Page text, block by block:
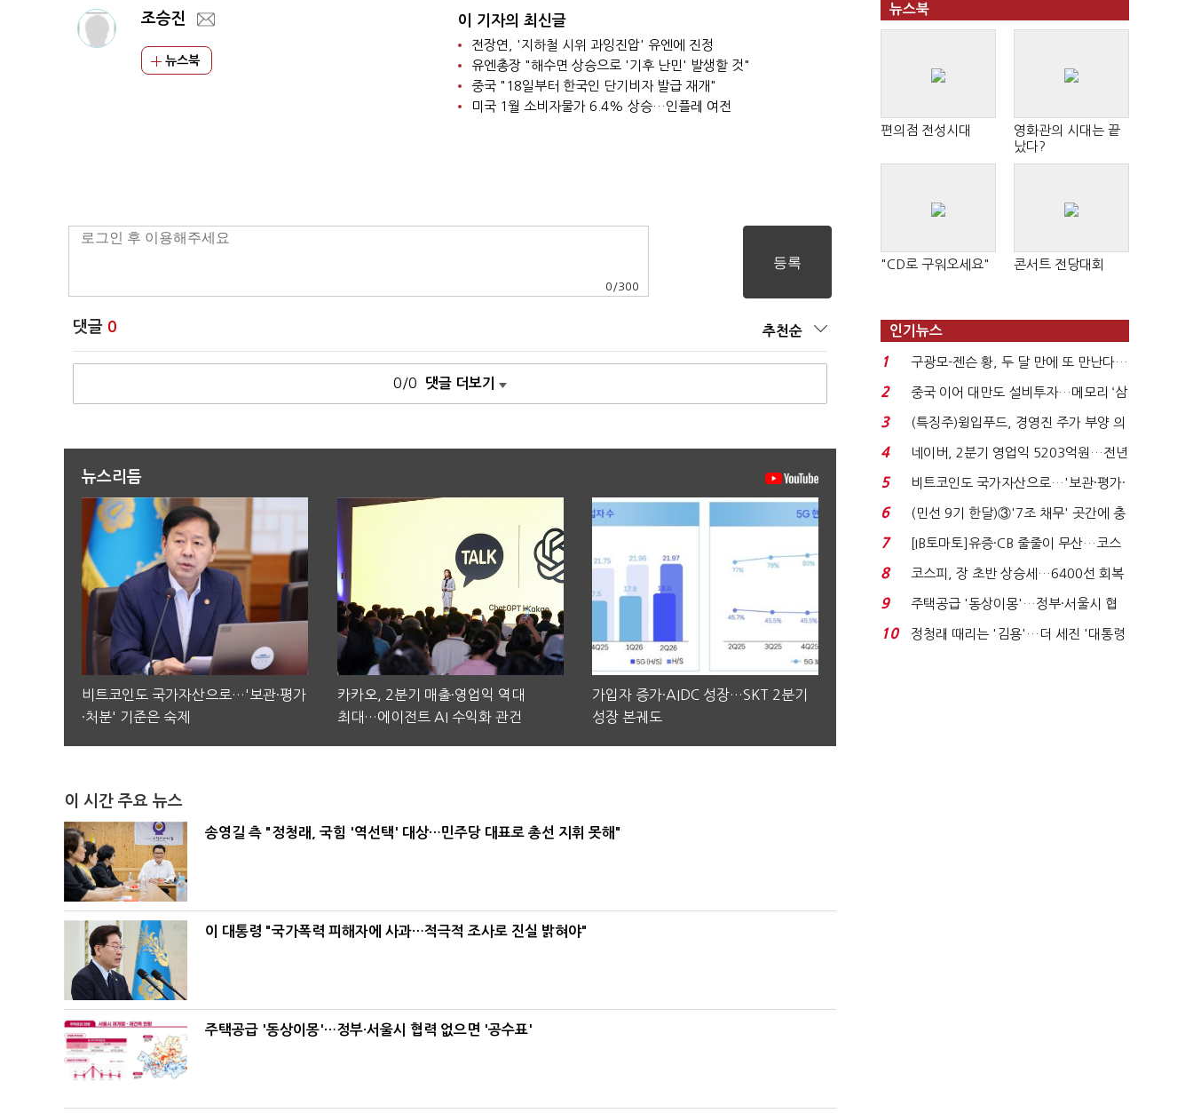
조승진
뉴스북
이 기자의 최신글
전장연, '지하철 시위 과잉진압' 유엔에 진정
유엔총장 "해수면 상승으로 '기후 난민' 발생할 것"
중국 "18일부터 한국인 단기비자 발급 재개"
미국 1월 소비자물가 6.4% 상승…인플레 여전
0 /300
댓글 0 추천순
0/0 댓글 더보기
뉴스리듬
비트코인도 국가자산으로…'보관·평가
·처분' 기준은 숙제
카카오, 2분기 매출·영업익 역대
최대…에이전트 AI 수익화 관건
가입자 증가·AIDC 성장…SKT 2분기
성장 본궤도
이 시간 주요 뉴스
송영길 측 "정청래, 국힘 '역선택' 대상…민주당 대표로 총선 지휘 못해"
이 대통령 "국가폭력 피해자에 사과…적극적 조사로 진실 밝혀야"
주택공급 '동상이몽'…정부·서울시 협력 없으면 '공수표'
뉴스북
편의점 전성시대
영화관의 시대는 끝
났다?
"CD로 구워오세요" 콘서트 전당대회
인기뉴스
1
구광모-젠슨 황, 두 달 만에 또 만난다…
로봇·AI 등 논...
2
중국 이어 대만도 설비투자…메모리 ‘삼
국전쟁’
3
(특징주)윙입푸드, 경영진 주가 부양 의
지에 상한가...
4
네이버, 2분기 영업익 5203억원…전년
비 0.2% 감소...
5
비트코인도 국가자산으로…'보관·평가·
처분' 기준은 ...
6
(민선 9기 한달)③'7조 채무' 곳간에 충
격…추미애, 20년...
7
[IB토마토]유증·CB 줄줄이 무산…코스
닥 벌점 급증에 ...
8
코스피, 장 초반 상승세…6400선 회복
시도
9
주택공급 '동상이몽'…정부·서울시 협
력 없으면 '공수표'...
10
정청래 때리는 '김용'…더 세진 '대통령